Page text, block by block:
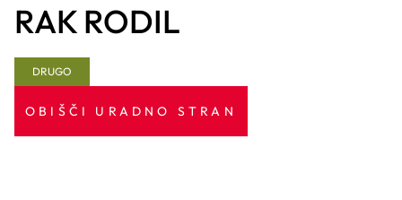
RAK RODIL
DRUGO
OBIŠČI URADNO STRAN